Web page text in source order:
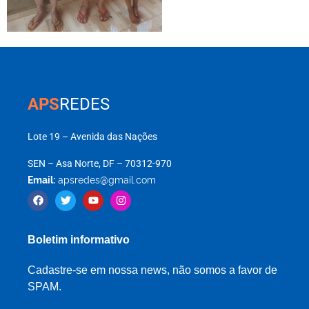
APSREDES
Lote 19 – Avenida das Nações
SEN – Asa Norte, DF – 70312-970
Email: apsredes@gmail.com
Boletim informativo
Cadastre-se em nossa news, não somos a favor de
SPAM.